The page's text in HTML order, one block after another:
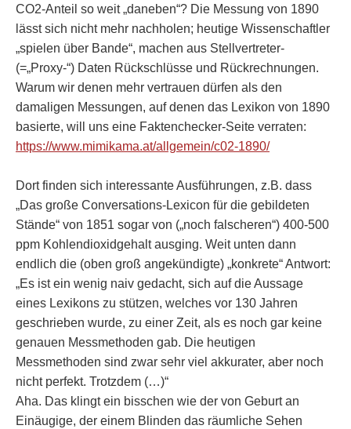
CO2-Anteil so weit „daneben“? Die Messung von 1890
lässt sich nicht mehr nachholen; heutige Wissenschaftler
„spielen über Bande“, machen aus Stellvertreter-
(=„Proxy-“) Daten Rückschlüsse und Rückrechnungen.
Warum wir denen mehr vertrauen dürfen als den
damaligen Messungen, auf denen das Lexikon von 1890
basierte, will uns eine Faktenchecker-Seite verraten:
https://www.mimikama.at/allgemein/c02-1890/
Dort finden sich interessante Ausführungen, z.B. dass
„Das große Conversations-Lexicon für die gebildeten
Stände“ von 1851 sogar von („noch falscheren“) 400-500
ppm Kohlendioxidgehalt ausging. Weit unten dann
endlich die (oben groß angekündigte) „konkrete“ Antwort:
„Es ist ein wenig naiv gedacht, sich auf die Aussage
eines Lexikons zu stützen, welches vor 130 Jahren
geschrieben wurde, zu einer Zeit, als es noch gar keine
genauen Messmethoden gab. Die heutigen
Messmethoden sind zwar sehr viel akkurater, aber noch
nicht perfekt. Trotzdem (…)“
Aha. Das klingt ein bisschen wie der von Geburt an
Einäugige, der einem Blinden das räumliche Sehen